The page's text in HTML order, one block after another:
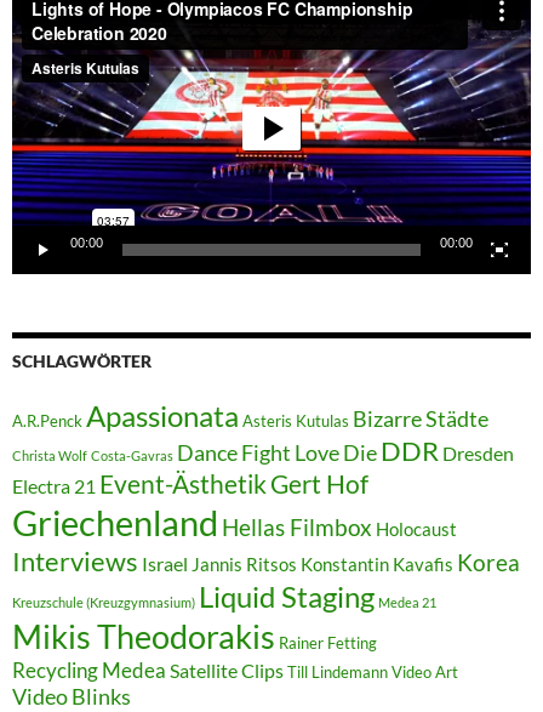
Player
00:00 00:00
SCHLAGWÖRTER
A.R.PenckApassionata Asteris Kutulas Bizarre Städte
Christa Wolf Costa-Gavras Dance Fight Love Die DDR Dresden
Electra 21 Event-ÄsthetikGert Hof
Griechenland Hellas Filmbox Holocaust
Interviews Israel Jannis Ritsos Konstantin Kavafis Korea
Kreuzschule (Kreuzgymnasium) Liquid Staging Medea 21
Mikis Theodorakis Rainer Fetting
Recycling Medea Satellite ClipsTill LindemannVideo Art
Video Blinks